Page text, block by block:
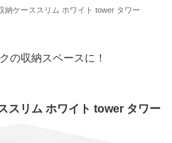
納ケーススリム ホワイト tower タワー
の収納スペースに！
スリム ホワイト tower タワー